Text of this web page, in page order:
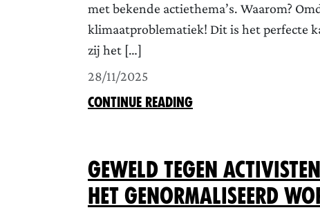
met bekende actiethema’s. Waarom?
klimaatproblematiek! Dit is het perfecte
zij het […]
28/11/2025
CONTINUE READING
Geweld tegen
het genormaliseerd